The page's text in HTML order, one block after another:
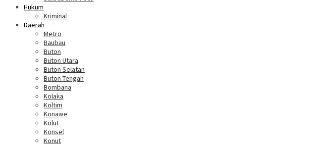
Hukum
Kriminal
Daerah
Metro
Baubau
Buton
Buton Utara
Buton Selatan
Buton Tengah
Bombana
Kolaka
Koltim
Konawe
Kolut
Konsel
Konut